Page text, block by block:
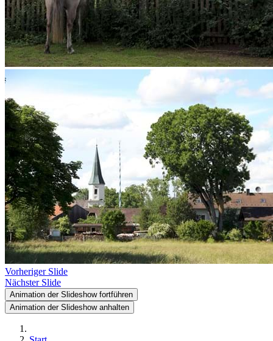
Vorheriger Slide
Nächster Slide
Animation der Slideshow fortführen
Animation der Slideshow anhalten